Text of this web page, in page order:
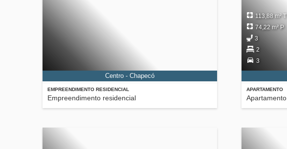
EMPREENDIMENTO RESIDENCIAL
Empreendimento residencial
Centro - Chapecó
APARTAMENTO
Apartamento
113,88 m² T
74,22 m² P
3
2
3